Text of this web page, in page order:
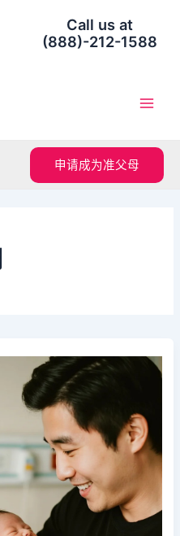
Call us at
(888)-212-1588
申请成为准父母